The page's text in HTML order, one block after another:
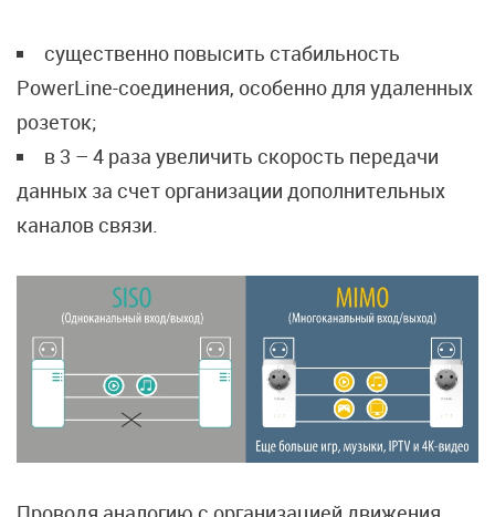
существенно повысить стабильность
PowerLine-соединения, особенно для удаленных
розеток;
в 3 – 4 раза увеличить скорость передачи
данных за счет организации дополнительных
каналов связи.